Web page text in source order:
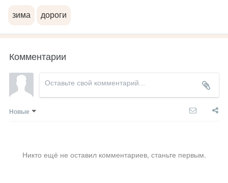
зима дороги
Комментарии
Новые
Никто ещё не оставил комментариев, станьте первым.